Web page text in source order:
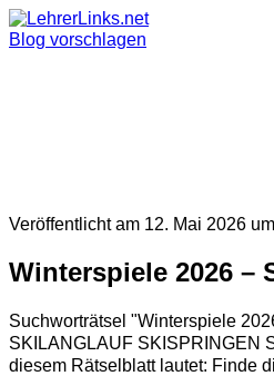
Skip
to
Blog vorschlagen
Veröffentlicht am 12. Mai 2026
Winterspiele 2026 –
Suchworträtsel "Winterspiele
SKILANGLAUF SKISPRINGEN
diesem Rätselblatt lautet: Finde